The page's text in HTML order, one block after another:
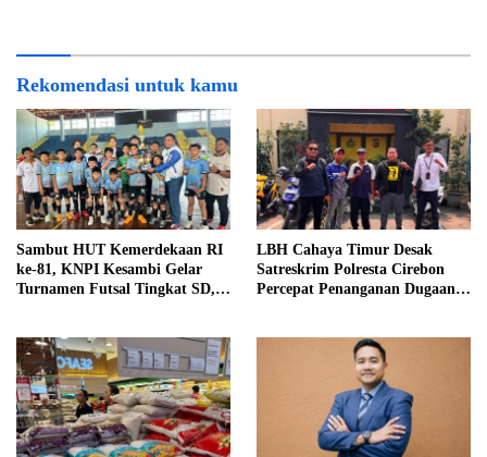
Rekomendasi untuk kamu
Sambut HUT Kemerdekaan RI
ke-81, KNPI Kesambi Gelar
Turnamen Futsal Tingkat SD,
LBH Cahaya Timur Desak
Satreskrim Polresta Cirebon
Percepat Penanganan Dugaan